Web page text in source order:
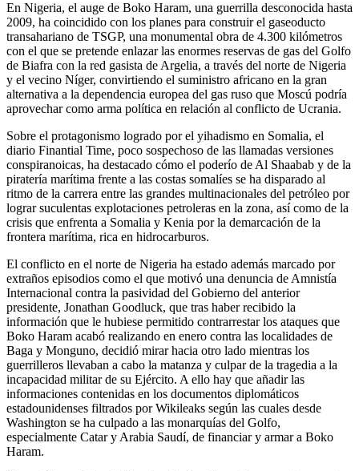
En Nigeria, el auge de Boko Haram, una guerrilla desconocida hasta
2009, ha coincidido con los planes para construir el gaseoducto
transahariano de TSGP, una monumental obra de 4.300 kilómetros
con el que se pretende enlazar las enormes reservas de gas del Golfo
de Biafra con la red gasista de Argelia, a través del norte de Nigeria
y el vecino Níger, convirtiendo el suministro africano en la gran
alternativa a la dependencia europea del gas ruso que Moscú podría
aprovechar como arma política en relación al conflicto de Ucrania.
Sobre el protagonismo logrado por el yihadismo en Somalia, el
diario Finantial Time, poco sospechoso de las llamadas versiones
conspiranoicas, ha destacado cómo el poderío de Al Shaabab y de la
piratería marítima frente a las costas somalíes se ha disparado al
ritmo de la carrera entre las grandes multinacionales del petróleo por
lograr suculentas explotaciones petroleras en la zona, así como de la
crisis que enfrenta a Somalia y Kenia por la demarcación de la
frontera marítima, rica en hidrocarburos.
El conflicto en el norte de Nigeria ha estado además marcado por
extraños episodios como el que motivó una denuncia de Amnistía
Internacional contra la pasividad del Gobierno del anterior
presidente, Jonathan Goodluck, que tras haber recibido la
información que le hubiese permitido contrarrestar los ataques que
Boko Haram acabó realizando en enero contra las localidades de
Baga y Monguno, decidió mirar hacia otro lado mientras los
guerrilleros llevaban a cabo la matanza y culpar de la tragedia a la
incapacidad militar de su Ejército. A ello hay que añadir las
informaciones contenidas en los documentos diplomáticos
estadounidenses filtrados por Wikileaks según las cuales desde
Washington se ha culpado a las monarquías del Golfo,
especialmente Catar y Arabia Saudí, de financiar y armar a Boko
Haram.